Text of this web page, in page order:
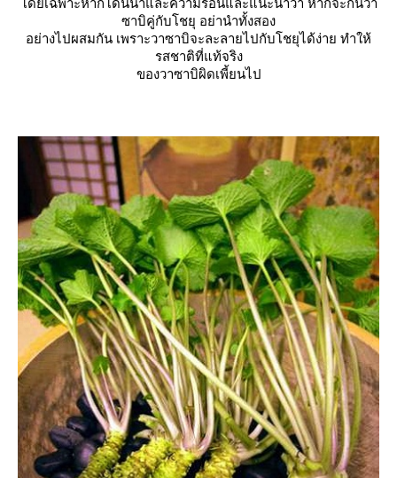
ซาบิคู่กับโชยุ อย่านำทั้งสอง
อย่างไปผสมกัน เพราะวาซาบิจะละลายไปกับโชยุได้ง่าย ทำให้
รสชาติที่แท้จริง
ของวาซาบิผิดเพี้ยนไป